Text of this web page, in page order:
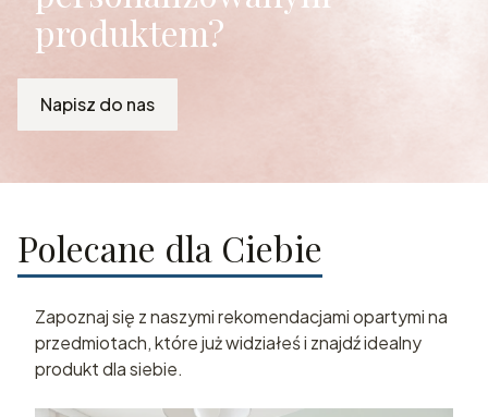
produktem?
Napisz do nas
Polecane dla Ciebie
Zapoznaj się z naszymi rekomendacjami opartymi na
przedmiotach, które już widziałeś i znajdź idealny
produkt dla siebie.